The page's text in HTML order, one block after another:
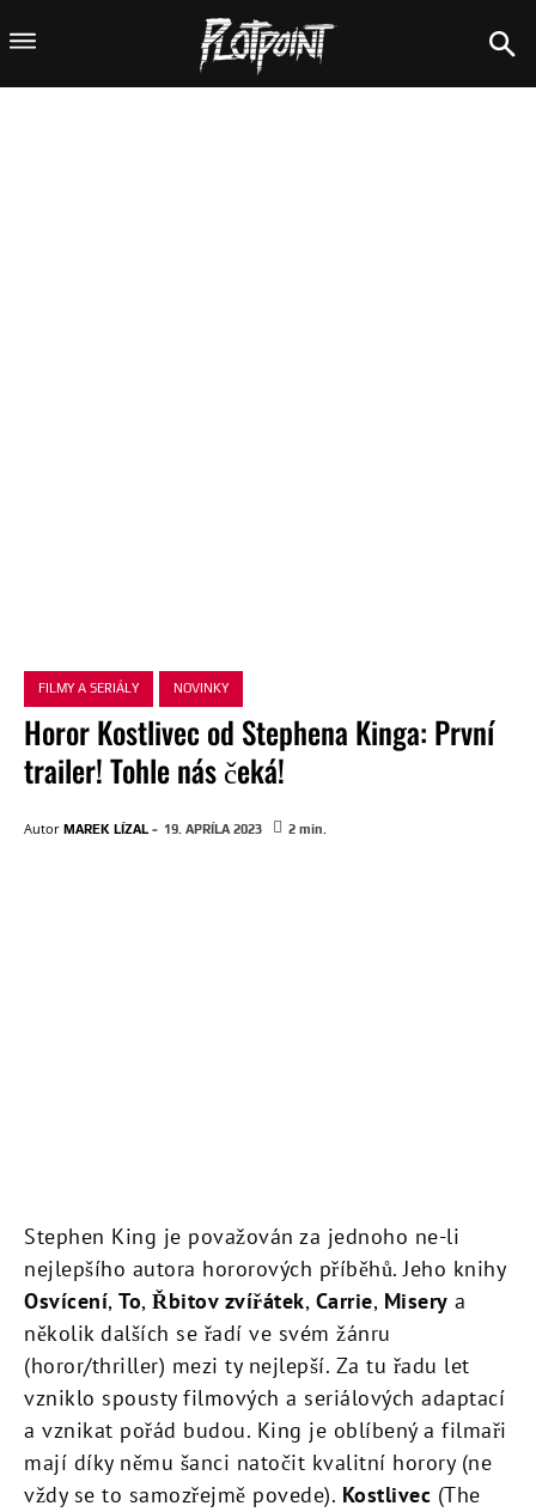
FILMY A SERIÁLY NOVINKY
Horor Kostlivec od Stephena Kinga: První
trailer! Tohle nás čeká!
Autor MAREK LÍZAL - 19. APRÍLA 2023 2 min.
Stephen King je považován za jednoho ne-li
nejlepšího autora hororových příběhů. Jeho knihy
Osvícení, To, Řbitov zvířátek, Carrie, Misery a
několik dalších se řadí ve svém žánru
(horor/thriller) mezi ty nejlepší. Za tu řadu let
vzniklo spousty filmových a seriálových adaptací
a vznikat pořád budou. King je oblíbený a filmaři
mají díky němu šanci natočit kvalitní horory (ne
vždy se to samozřejmě povede). Kostlivec (The